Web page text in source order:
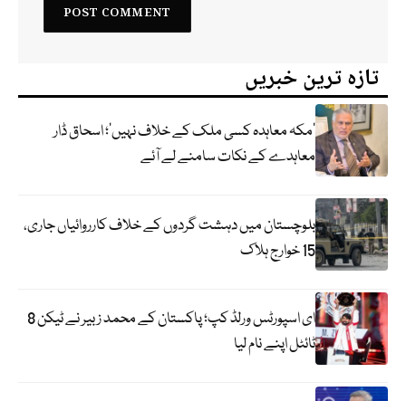
تازہ ترین خبریں
‘مکہ معاہدہ کسی ملک کے خلاف نہیں’؛ اسحاق ڈار
معاہدے کے نکات سامنے لے آئے
بلوچستان میں دہشت گردوں کے خلاف کارروائیاں جاری،
15 خوارج ہلاک
ای اسپورٹس ورلڈ کپ؛ پاکستان کے محمد زبیر نے ٹیکن 8
ٹائٹل اپنے نام لیا